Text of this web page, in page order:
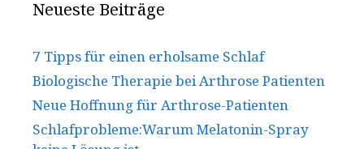
Neueste Beiträge
7 Tipps für einen erholsame Schlaf
Biologische Therapie bei Arthrose Patienten
Neue Hoffnung für Arthrose-Patienten
Schlafprobleme:Warum Melatonin-Spray